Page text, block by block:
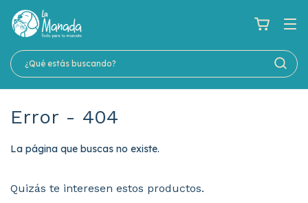
Error - 404
La página que buscas no existe.
Quizás te interesen estos productos.